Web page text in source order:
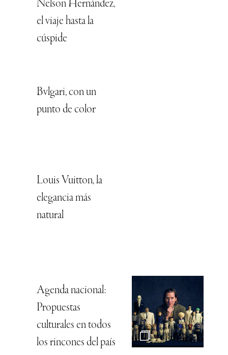
Nelson Hernández,
el viaje hasta la
cúspide
Bvlgari, con un
punto de color
Louis Vuitton, la
elegancia más
natural
Agenda nacional:
Propuestas
culturales en todos
los rincones del país